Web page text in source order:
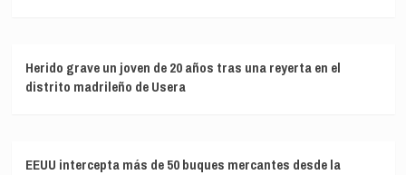
Herido grave un joven de 20 años tras una reyerta en el
distrito madrileño de Usera
EEUU intercepta más de 50 buques mercantes desde la